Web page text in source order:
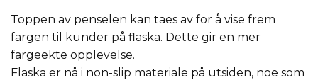
Toppen av penselen kan taes av for å vise frem
fargen til kunder på flaska. Dette gir en mer
fargeekte opplevelse.
Flaska er nå i non-slip materiale på utsiden, noe som